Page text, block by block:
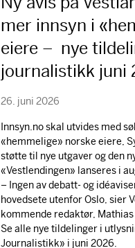
mer innsyn i
eiere – nye
journalistikk juni
26. juni 2026
Innsyn.no skal utvides med
«hemmelige» norske eiere,
støtte til nye utgaver og den
«Vestlendingen» lanseres i
– Ingen av debatt- og
hovedsete utenfor Oslo, sier
kommende redaktør,
Se alle nye tildelinger i
Journalistikk» i juni 2026.